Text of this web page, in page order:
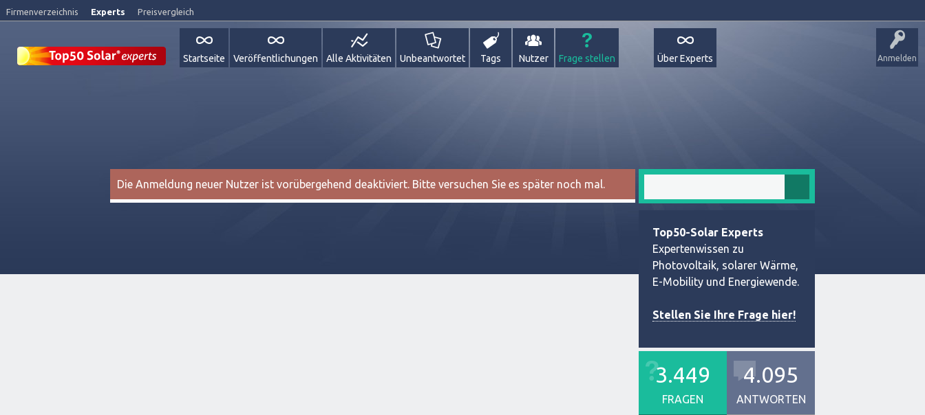
Firmenverzeichnis Experts Preisvergleich
Anmelden
Startseite Veröffentlichungen Alle Aktivitäten Unbeantwortet Tags Nutzer Frage stellen Über Experts
Die Anmeldung neuer Nutzer ist vorübergehend deaktiviert. Bitte versuchen Sie es später noch mal.
Top50-Solar Experts
Expertenwissen zu
Photovoltaik, solarer Wärme,
E-Mobility und Energiewende.
Stellen Sie Ihre Frage hier!
3.449
FRAGEN
4.095
ANTWORTEN